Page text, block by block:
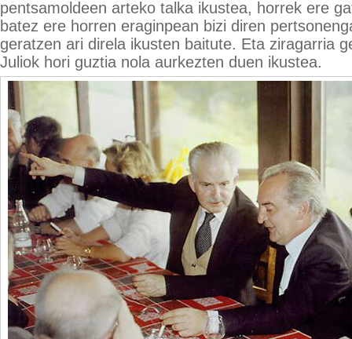
pentsamoldeen arteko talka ikustea, horrek ere
batez ere horren eraginpean bizi diren
geratzen ari direla ikusten baitute. Eta ziragarria
Juliok hori guztia nola aurkezten duen ikustea.